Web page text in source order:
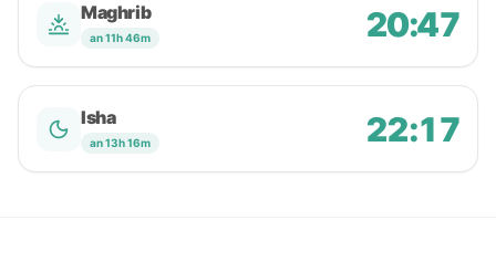
Maghrib
an 11h 46m 20:47
Isha
an 13h 16m 22:17